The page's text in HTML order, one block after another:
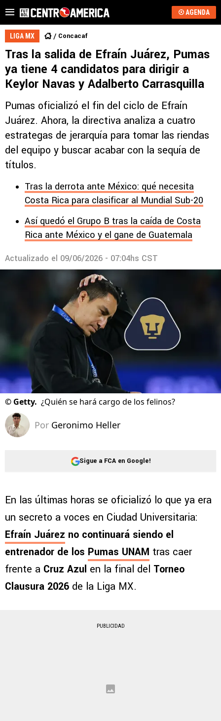
AGENDA
LIGA MX Concacaf
Tras la salida de Efraín Juárez, Pumas
ya tiene 4 candidatos para dirigir a
Keylor Navas y Adalberto Carrasquilla
Pumas oficializó el fin del ciclo de Efraín
Juárez. Ahora, la directiva analiza a cuatro
estrategas de jerarquía para tomar las riendas
del equipo y buscar acabar con la sequía de
títulos.
Tras la derrota ante México: qué necesita
Costa Rica para clasificar al Mundial Sub-20
Así quedó el Grupo B tras la caída de Costa
Rica ante México y el gane de Guatemala
Actualizado el 09/06/2026 - 07:04hs CST
© Getty. ¿Quién se hará cargo de los felinos?
Por Geronimo Heller
Sigue a FCA en Google!
En las últimas horas se oficializó lo que ya era
un secreto a voces en Ciudad Universitaria:
Efraín Juárez no continuará siendo el
entrenador de los Pumas UNAM tras caer
frente a Cruz Azul en la final del Torneo
Clausura 2026 de la Liga MX.
PUBLICIDAD